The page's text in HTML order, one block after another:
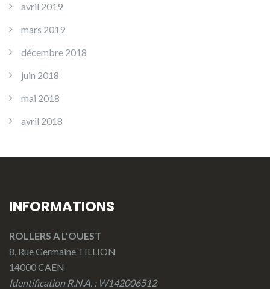
avril 2019
mars 2019
décembre 2018
juin 2018
mai 2018
avril 2018
INFORMATIONS
ROLLERS A L'OUEST
8, Rue Germaine TILLION
14000 CAEN
Identification R.N.A. : W142006512